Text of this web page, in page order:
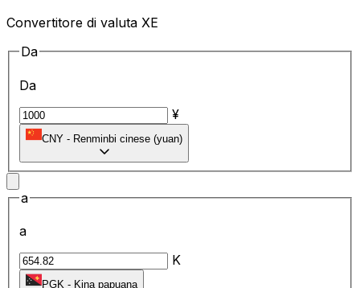
Convertitore di valuta XE
Da
Da
¥
CNY - Renminbi cinese (yuan)
a
a
K
PGK - Kina papuana